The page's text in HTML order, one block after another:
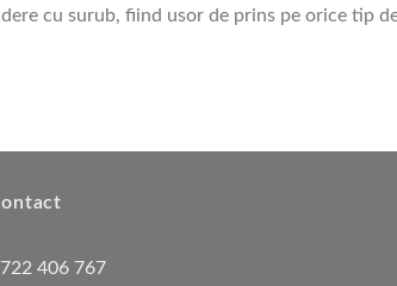
cu surub, fiind usor de prins pe orice tip
406 767